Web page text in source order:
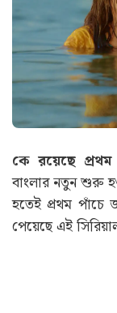
কে রয়েছে প্রথম
বাংলার নতুন শুরু
হতেই প্রথম পাঁচে
পেয়েছে এই